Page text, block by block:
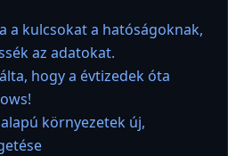
a kulcsokat a hatóságoknak,
az adatokat.
hogy a évtizedek óta
környezetek új,